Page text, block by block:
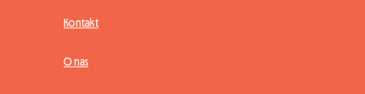
Kontakt
O nas